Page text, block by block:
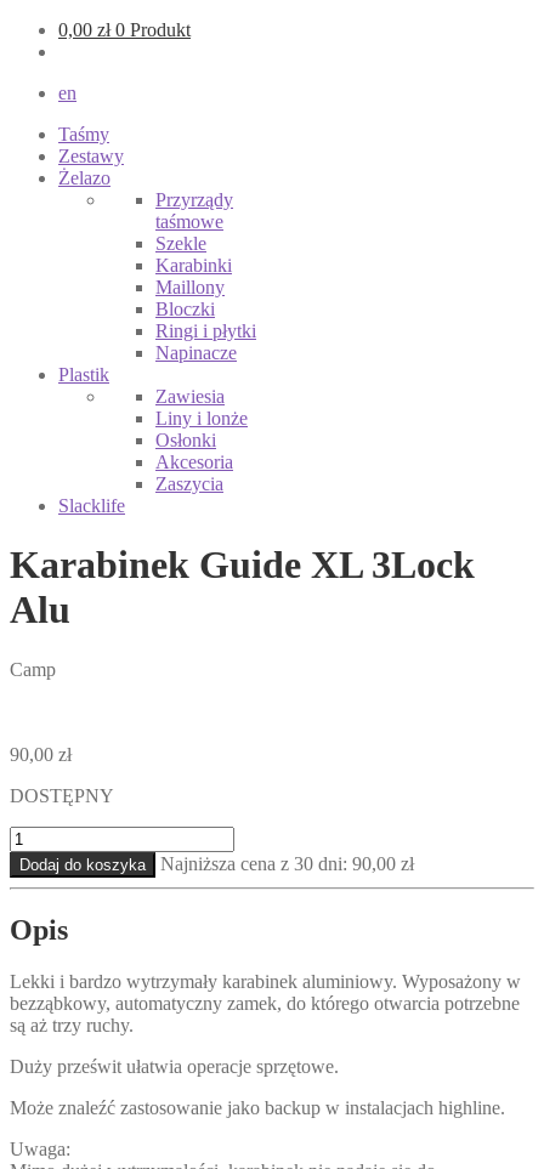
0,00 zł 0 Produkt
en
Taśmy
Zestawy
Żelazo
Przyrządy
taśmowe
Szekle
Karabinki
Maillony
Bloczki
Ringi i płytki
Napinacze
Plastik
Zawiesia
Liny i lonże
Osłonki
Akcesoria
Zaszycia
Slacklife
Karabinek Guide XL 3Lock
Alu
Camp
90,00 zł
DOSTĘPNY
ilość
Karabinek
Guide
3Lock
Alu
Dodaj do koszyka Najniższa cena z 30 dni: 90,00 zł
Opis
Lekki i bardzo wytrzymały karabinek aluminiowy. Wyposażony w
bezząbkowy, automatyczny zamek, do którego otwarcia potrzebne
są aż trzy ruchy.
Duży prześwit ułatwia operacje sprzętowe.
Może znaleźć zastosowanie jako backup w instalacjach highline.
Uwaga: